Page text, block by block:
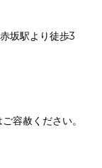
坂駅より徒歩3
容赦ください。